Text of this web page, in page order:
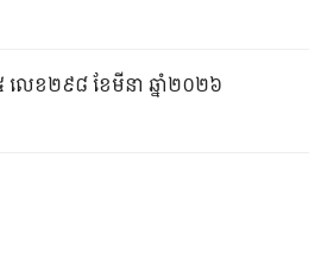
លេខ២៩៨ ខែមីនា ឆ្នាំ២០២៦